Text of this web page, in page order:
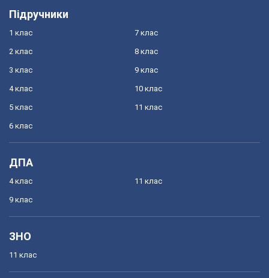
Підручники
1 клас
2 клас
3 клас
4 клас
5 клас
6 клас
7 клас
8 клас
9 клас
10 клас
11 клас
ДПА
4 клас
9 клас
11 клас
ЗНО
11 клас